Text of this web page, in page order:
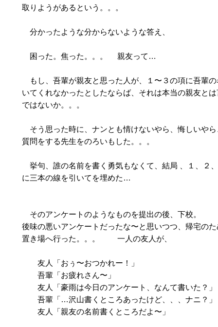
取りようがあるという。。。
分かったような分からないような答え、
困った。焦った。。。 親友って…
もし、吾輩が親友と思った人が、１〜３の項に吾輩
いてくれなかったとしたならば、それは本当の親友と
ではないか。。。
そう思った時に、ナンとも情けないやら、悔しいや
質問をする先生をのろいもした。。。
挙句、誰の名前を書く勇気もなくて、結局 、１、２
に三本の線を引いてを埋めた…
そのアンケートのようなものを提出の後、下校。
後味の悪いアンケートだったな〜と思いつつ、帰宅の
置き場へ行った。。。 一人の友人が、
友人「おぅ〜おつかれー！」
吾輩「お疲れさん〜」
友人「豪雨は今日のアンケート、なんて書いた？」
吾輩「…沢山書くところあったけど、、、ナニ？」
友人「親友の名前書くところだよ〜」